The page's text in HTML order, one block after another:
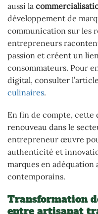
aussi la
développement de
communication sur les
entrepreneurs
passion et créent un
consommateurs. Pour
digital, consulter
culinaires.
En fin de compte, cette
renouveau dans le
entrepreneur œuvre
authenticité et
marques en adéquation
contemporains.
Transformation
entre artisanat